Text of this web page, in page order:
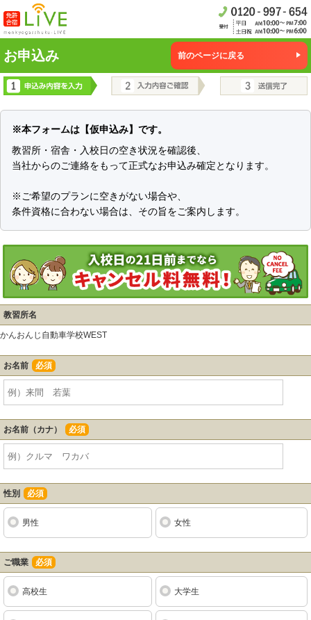
お申込み 前のページに戻る
※本フォームは【仮申込み】です。
教習所・宿舎・入校日の空き状況を確認後、
当社からのご連絡をもって正式なお申込み確定となります。
※ご希望のプランに空きがない場合や、
条件資格に合わない場合は、その旨をご案内します。
教習所名
かんおんじ自動車学校WEST
お名前 必須
お名前（カナ） 必須
性別 必須
男性 女性
ご職業 必須
高校生 大学生